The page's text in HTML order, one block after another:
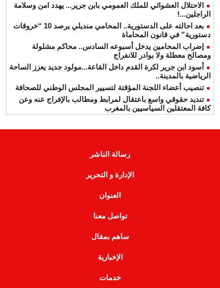
الاحتلال العشوائي للملك العمومي بابن جرير... يهدد امن وسلامة
الراجلين...!
بعد احالته على الدستورية.. المحامي منديلي يرصد 10 “خروقات
دستورية” في قانون المحاماة
إضراب المحامين يدخل أسبوعه السادس.. محاكم مشلولة
ومصالح معطلة ولا بوادر للانفراج
أسود ابن جرير لكرة القدم داخل القاعة...مولود جديد يعزز الساحة
الرياضية بالمدينة..
تنصيب أعضاء اللجنة المؤقتة لتسيير المجلس الوطني للصحافة
تنديد حقوقي واسع باعتقال لمرابط ومطالب بالإفراج عنه وعن
كافة المعتقلين السياسيين بالمغرب
رسالة الناشر
الإدارة و التحرير
العنوان
تواصل معنا
ساهم بمقال
الإخبارية
خدمات